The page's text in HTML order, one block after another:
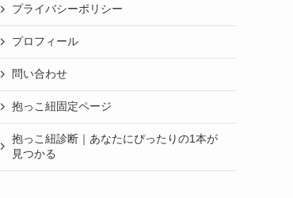
プライバシーポリシー
プロフィール
問い合わせ
抱っこ紐固定ページ
抱っこ紐診断｜あなたにぴったりの1本が
見つかる